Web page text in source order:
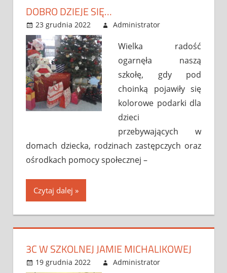
DOBRO DZIEJE SIĘ…
23 grudnia 2022 Administrator
Wielka radość
ogarnęła naszą
szkołę, gdy pod
choinką pojawiły się
kolorowe podarki dla
dzieci
przebywających w
domach dziecka, rodzinach zastępczych oraz
ośrodkach pomocy społecznej –
Czytaj dalej
3C W SZKOLNEJ JAMIE MICHALIKOWEJ
19 grudnia 2022 Administrator